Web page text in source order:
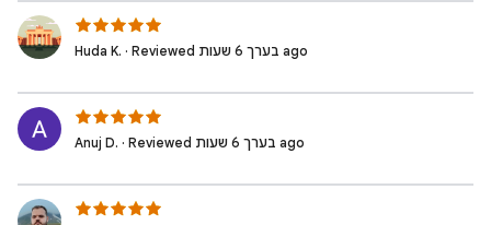
Huda K. · Reviewed בערך 6 שעות ago
Anuj D. · Reviewed בערך 6 שעות ago